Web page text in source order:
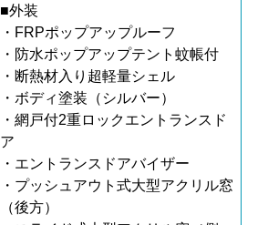
■外装
・FRPポップアップルーフ
・防水ポップアップテント蚊帳付
・断熱材入り超軽量シェル
・ボディ塗装（シルバー）
・網戸付2重ロックエントランスド
ア
・エントランスドアバイザー
・プッシュアウト式大型アクリル窓
（後方）